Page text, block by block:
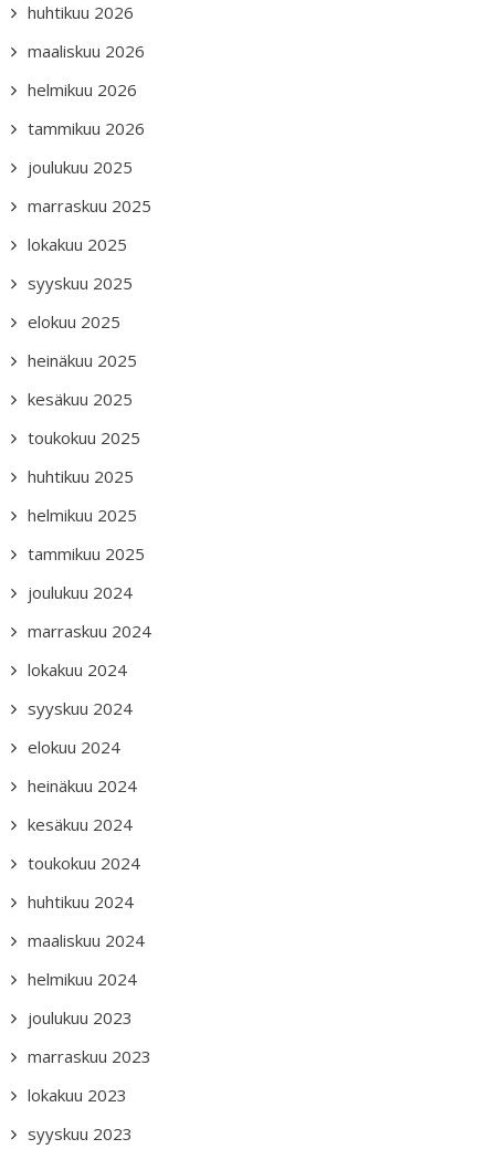
huhtikuu 2026
maaliskuu 2026
helmikuu 2026
tammikuu 2026
joulukuu 2025
marraskuu 2025
lokakuu 2025
syyskuu 2025
elokuu 2025
heinäkuu 2025
kesäkuu 2025
toukokuu 2025
huhtikuu 2025
helmikuu 2025
tammikuu 2025
joulukuu 2024
marraskuu 2024
lokakuu 2024
syyskuu 2024
elokuu 2024
heinäkuu 2024
kesäkuu 2024
toukokuu 2024
huhtikuu 2024
maaliskuu 2024
helmikuu 2024
joulukuu 2023
marraskuu 2023
lokakuu 2023
syyskuu 2023